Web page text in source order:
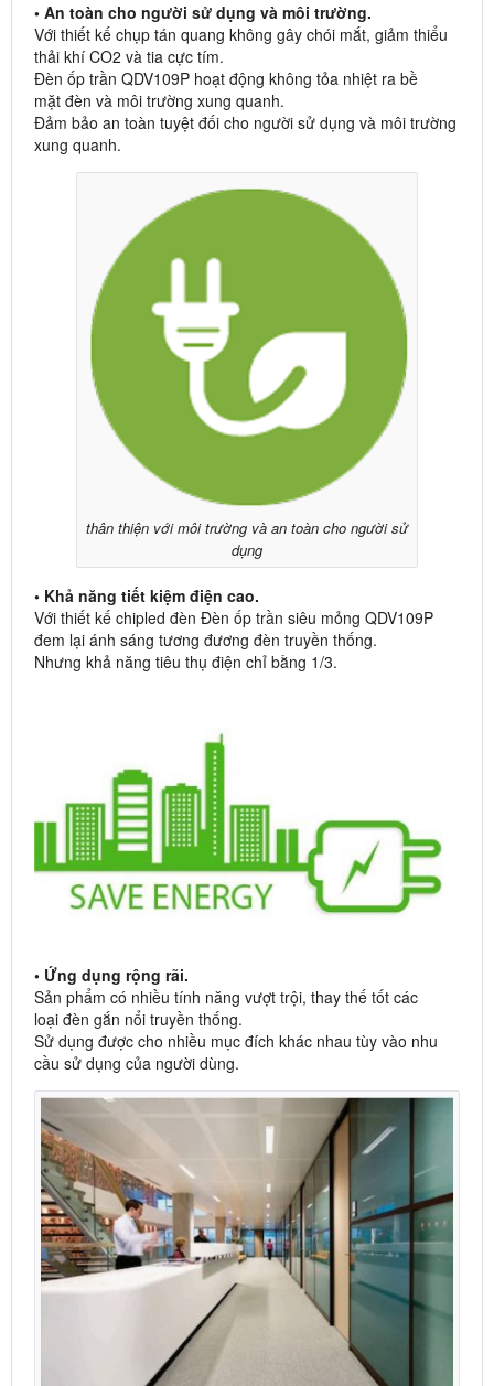
• An toàn cho người sử dụng và môi trường.
Với thiết kế chụp tán quang không gây chói mắt, giảm thiểu
thải khí CO2 và tia cực tím.
Đèn ốp trần QDV109P hoạt động không tỏa nhiệt ra bề
mặt đèn và môi trường xung quanh.
Đảm bảo an toàn tuyệt đối cho người sử dụng và môi trường
xung quanh.
thân thiện với môi trường và an toàn cho người sử
dụng
• Khả năng tiết kiệm điện cao.
Với thiết kế chipled đèn Đèn ốp trần siêu mỏng QDV109P
đem lại ánh sáng tương đương đèn truyền thống.
Nhưng khả năng tiêu thụ điện chỉ bằng 1/3.
• Ứng dụng rộng rãi.
Sản phẩm có nhiều tính năng vượt trội, thay thế tốt các
loại đèn gắn nổi truyền thống.
Sử dụng được cho nhiều mục đích khác nhau tùy vào nhu
cầu sử dụng của người dùng.